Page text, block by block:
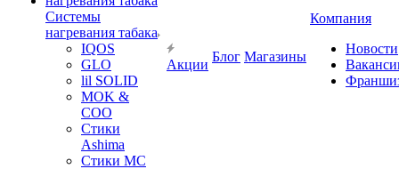
Системы
нагревания табака
IQOS
GLO
lil SOLID
MOK &
COO
Стики
Ashima
Стики MC
Акции
Блог Магазины
Компания
Новости